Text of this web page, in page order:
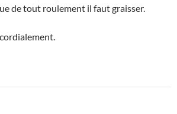
de tout roulement il faut graisser.